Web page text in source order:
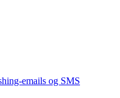
emails og SMS